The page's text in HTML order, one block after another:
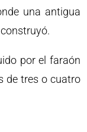
una antigua
por el faraón
de tres o cuatro